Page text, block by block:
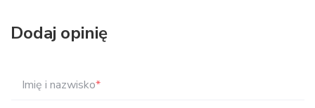
Dodaj opinię
Imię i nazwisko*